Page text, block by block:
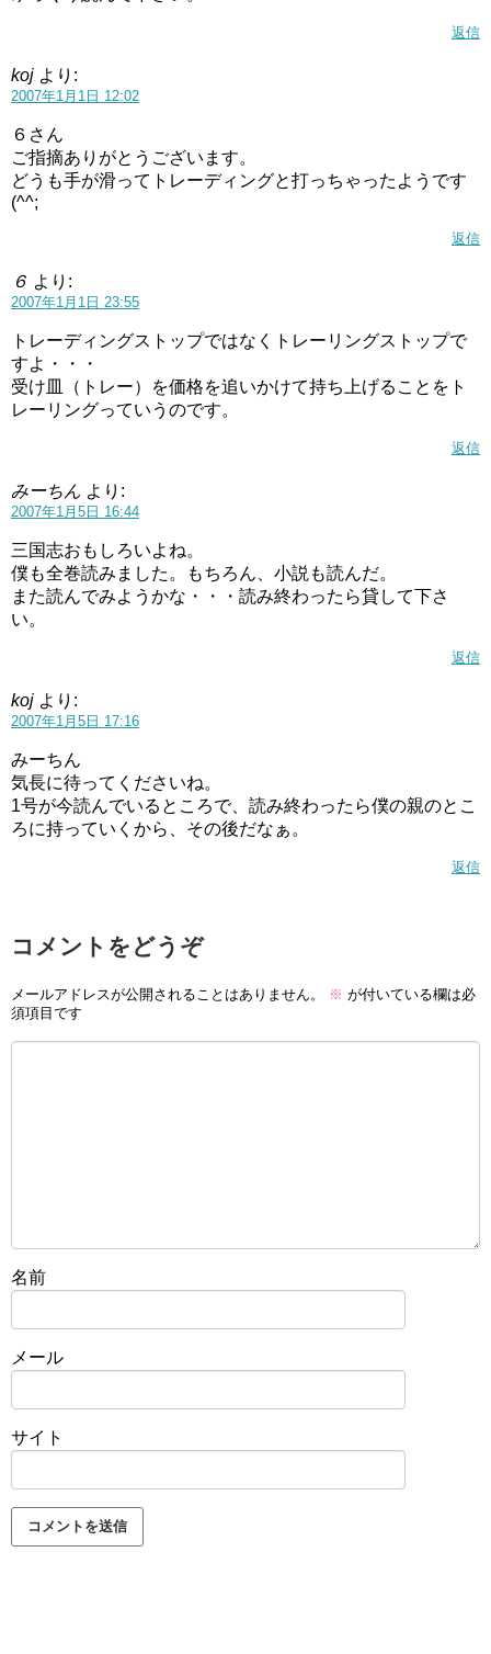
返信
koj より:
2007年1月1日 12:02
６さん
ご指摘ありがとうございます。
どうも手が滑ってトレーディングと打っちゃったようです
(^^;
返信
６ より:
2007年1月1日 23:55
トレーディングストップではなくトレーリングストップで
すよ・・・
受け皿（トレー）を価格を追いかけて持ち上げることをト
レーリングっていうのです。
返信
みーちん より:
2007年1月5日 16:44
三国志おもしろいよね。
僕も全巻読みました。もちろん、小説も読んだ。
また読んでみようかな・・・読み終わったら貸して下さ
い。
返信
koj より:
2007年1月5日 17:16
みーちん
気長に待ってくださいね。
1号が今読んでいるところで、読み終わったら僕の親のとこ
ろに持っていくから、その後だなぁ。
返信
コメントをどうぞ
メールアドレスが公開されることはありません。 ※ が付いている欄は必
須項目です
名前
メール
サイト